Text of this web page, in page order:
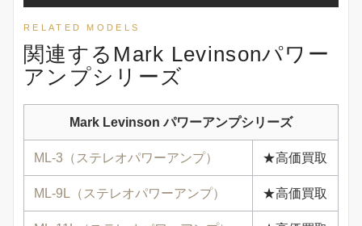
RELATED MODELS
関連するMark Levinsonパワー
アンプシリーズ
Mark Levinson パワーアンプシリーズ
ML-3（ステレオパワーアンプ） ★高価買取
ML-9L（ステレオパワーアンプ） ★高価買取